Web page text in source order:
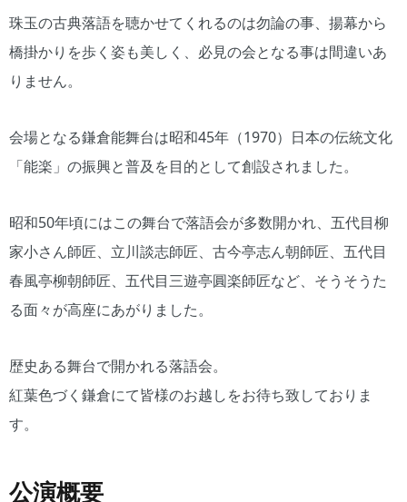
珠玉の古典落語を聴かせてくれるのは勿論の事、揚幕から
橋掛かりを歩く姿も美しく、必見の会となる事は間違いあ
りません。
会場となる鎌倉能舞台は昭和45年（1970）日本の伝統文化
「能楽」の振興と普及を目的として創設されました。
昭和50年頃にはこの舞台で落語会が多数開かれ、五代目柳
家小さん師匠、立川談志師匠、古今亭志ん朝師匠、五代目
春風亭柳朝師匠、五代目三遊亭圓楽師匠など、そうそうた
る面々が高座にあがりました。
歴史ある舞台で開かれる落語会。
紅葉色づく鎌倉にて皆様のお越しをお待ち致しておりま
す。
公演概要